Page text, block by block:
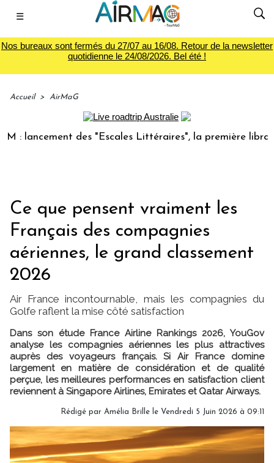
☰
Nos bureaux sont fermés du 27/07 au 16/08. Retour de la newsletter
quotidienne le 24/08/2026. Bel été !
Accueil > AirMaG
des "Escales Littéraires", la première librairie du
Ce que pensent vraiment les
Français des compagnies
aériennes, le grand classement
2026
Air France incontournable, mais les compagnies du
Golfe raflent la mise côté satisfaction
Dans son étude France Airline Rankings 2026, YouGov
analyse les compagnies aériennes les plus attractives
auprès des voyageurs français. Si Air France domine
largement en matière de considération et de qualité
perçue, les meilleures performances en satisfaction client
reviennent à Singapore Airlines, Emirates et Qatar Airways.
Rédigé par Amélia Brille le Vendredi 5 Juin 2026 à 09:11